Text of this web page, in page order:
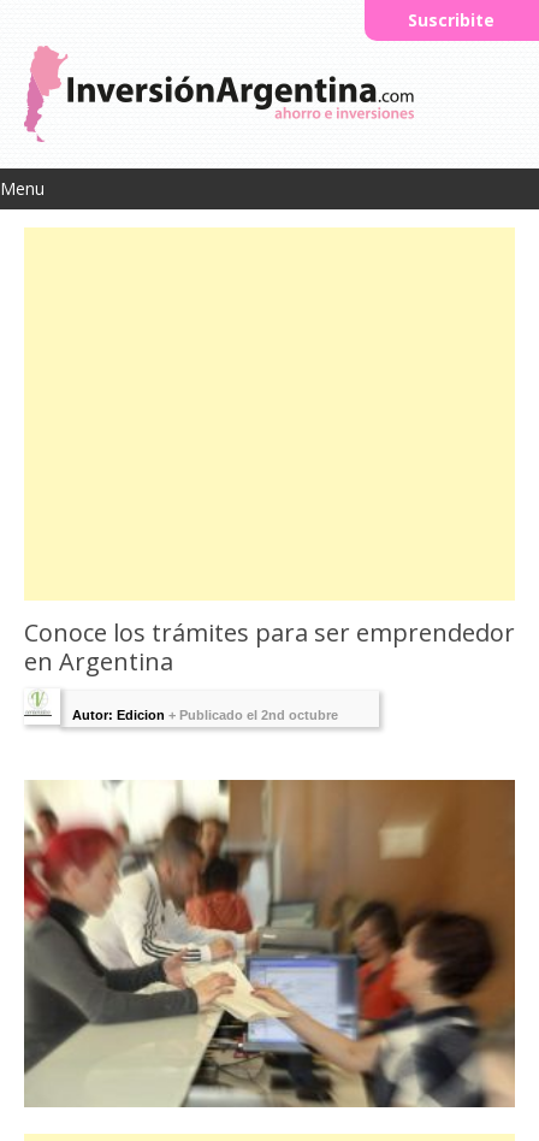
Menu
Suscribite
Conoce los trámites para ser emprendedor
en Argentina
Autor: Edicion + Publicado el 2nd octubre